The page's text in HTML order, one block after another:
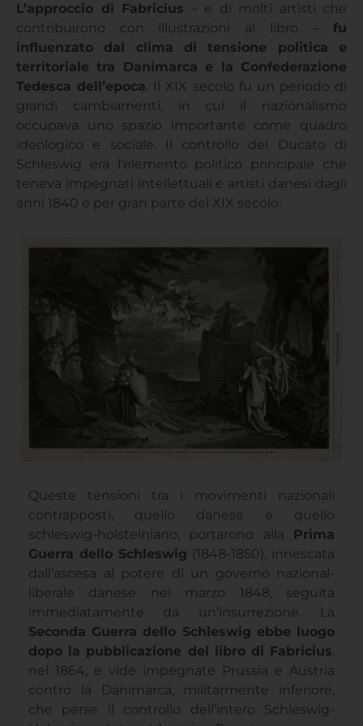
L’approccio di Fabricius – e di molti artisti che
contribuirono con illustrazioni al libro – fu
influenzato dal clima di tensione politica e
territoriale tra Danimarca e la Confederazione
Tedesca dell’epoca. Il XIX secolo fu un periodo di
grandi cambiamenti, in cui il nazionalismo
occupava uno spazio importante come quadro
ideologico e sociale. Il controllo del Ducato di
Schleswig era l’elemento politico principale che
teneva impegnati intellettuali e artisti danesi dagli
anni 1840 e per gran parte del XIX secolo.
Queste tensioni tra i movimenti nazionali
contrapposti, quello danese e quello
schleswig-holsteiniano, portarono alla
Prima
Guerra dello Schleswig (1848-1850), innescata
dall’ascesa al potere di un governo nazional-
liberale danese nel marzo 1848, seguita
immediatamente da un’insurrezione. La
Seconda Guerra dello Schleswig ebbe luogo
dopo la pubblicazione del libro di Fabricius,
nel 1864, e vide impegnate Prussia e Austria
contro la Danimarca, militarmente inferiore,
che perse il controllo dell’intero Schleswig-